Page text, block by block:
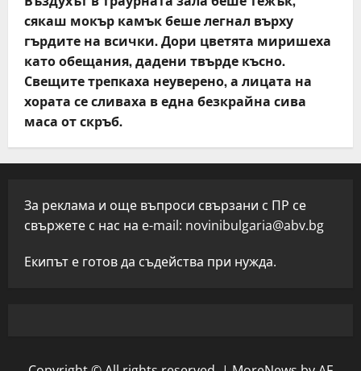
сякаш мокър камък беше легнал върху
гърдите на всички. Дори цветята миришеха
като обещания, дадени твърде късно.
Свещите трепкаха неуверено, а лицата на
хората се сливаха в една безкрайна сива
маса от скръб.
За реклама и още въпроси свързани с ПР се
свържете с нас на e-mail: novinibulgaria@abv.bg
Екипът е готов да съдейства при нужда.